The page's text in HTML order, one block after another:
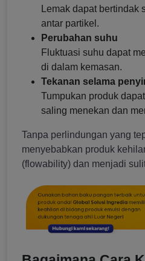
Lemak dapat bertindak
antar partikel.
Perubahan suhu
Fluktuasi suhu dapat
di dalam kemasan.
Tekanan selama
Tumpukan produk
saling menekan dan
Tanpa perlindungan yang
menyebabkan produk
(flowability) dan menjadi